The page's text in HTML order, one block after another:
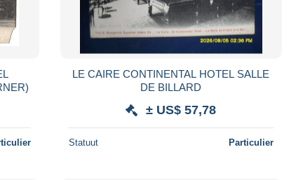
LE CAIRE CONTINENTAL HOTEL SALLE
DE BILLARD
± US$ 57,78
Statuut Particulier